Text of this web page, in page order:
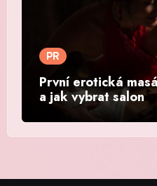
PR
První erotická
a jak vybrat salon